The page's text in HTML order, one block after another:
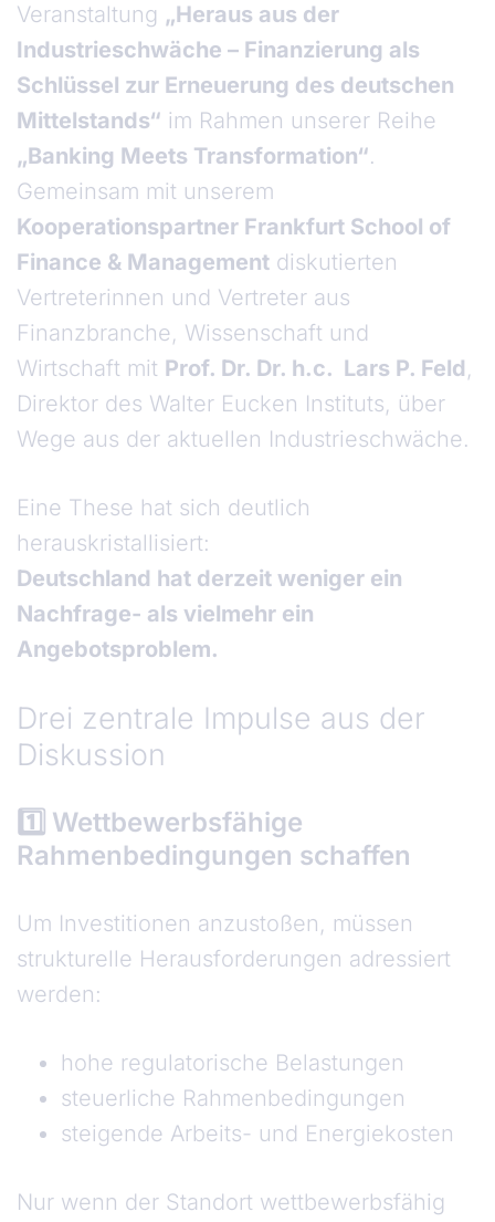
Veranstaltung „Heraus aus der
Industrieschwäche – Finanzierung als
Schlüssel zur Erneuerung des deutschen
Mittelstands“ im Rahmen unserer Reihe
„Banking Meets Transformation“.
Gemeinsam mit unserem
Kooperationspartner Frankfurt School of
Finance & Management diskutierten
Vertreterinnen und Vertreter aus
Finanzbranche, Wissenschaft und
Wirtschaft mit Prof. Dr. Dr. h.c. Lars P. Feld,
Direktor des Walter Eucken Instituts, über
Wege aus der aktuellen Industrieschwäche.
Eine These hat sich deutlich
herauskristallisiert:
Deutschland hat derzeit weniger ein
Nachfrage- als vielmehr ein
Angebotsproblem.
Drei zentrale Impulse aus der
Diskussion
1️⃣ Wettbewerbsfähige
Rahmenbedingungen schaffen
Um Investitionen anzustoßen, müssen
strukturelle Herausforderungen adressiert
werden:
hohe regulatorische Belastungen
steuerliche Rahmenbedingungen
steigende Arbeits- und Energiekosten
Nur wenn der Standort wettbewerbsfähig